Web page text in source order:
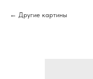
Другие картины